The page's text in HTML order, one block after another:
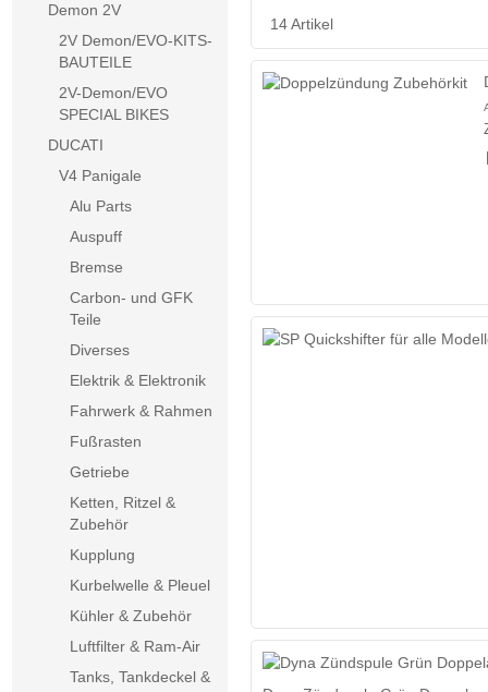
14 Artikel
Demon 2V
2V Demon/EVO-KITS-
BAUTEILE
2V-Demon/EVO
SPECIAL BIKES
DUCATI
V4 Panigale
Alu Parts
Auspuff
Bremse
Carbon- und GFK
Teile
Diverses
Elektrik & Elektronik
Fahrwerk & Rahmen
Fußrasten
Getriebe
Ketten, Ritzel &
Zubehör
Kupplung
Kurbelwelle & Pleuel
Kühler & Zubehör
Luftfilter & Ram-Air
Tanks, Tankdeckel &